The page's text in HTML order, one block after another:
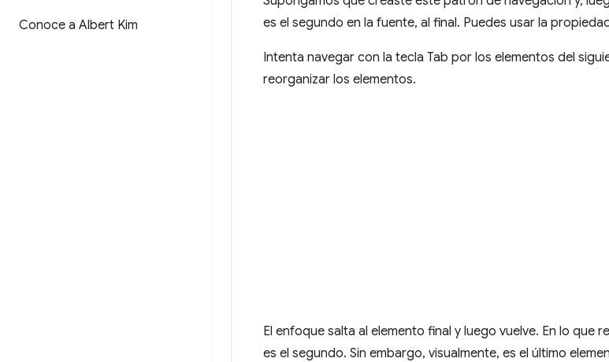
Conoce a Albert Kim
es el segundo en la fuente, al final. Puedes usar la
Intenta navegar con la tecla Tab por los elementos del
reorganizar los elementos.
El enfoque salta al elemento final y luego vuelve. En lo que
es el segundo. Sin embargo, visualmente, es el último